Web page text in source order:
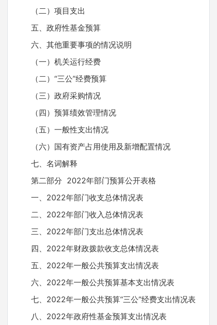
（二）项目支出
五、政府性基金预算
六、其他重要事项的情况说明
（一）机关运行经费
（二）“三公”经费预算
（三）政府采购情况
（四）预算绩效管理情况
（五）一般性支出情况
（六）国有资产占用使用及新增配置情况
七、名词解释
第二部分 2022年部门预算公开表格
一、2022年部门收支总体情况表
二、2022年部门收入总体情况表
三、2022年部门支出总体情况表
四、2022年财政拨款收支总体情况表
五、2022年一般公共预算支出情况表
六、2022年一般公共预算基本支出情况表
七、2022年一般公共预算“三公”经费支出情况表
八、2022年政府性基金预算支出情况表